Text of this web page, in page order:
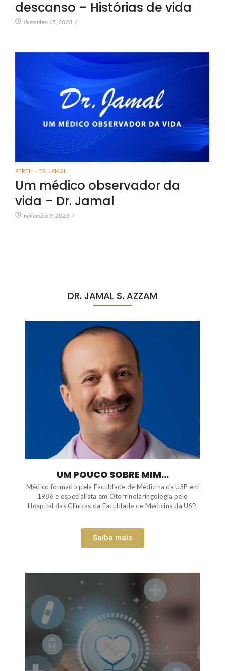
descanso – Histórias de vida
dezembro 15, 2023 /
PERFIL - DR. JAMAL
Um médico observador da
vida – Dr. Jamal
novembro 9, 2023 /
DR. JAMAL S. AZZAM
UM POUCO SOBRE MIM...
Médico formado pela Faculdade de Medicina da USP em
1986 e especialista em Otorrinolaringologia pelo
Hospital das Clínicas da Faculdade de Medicina da USP.
Saiba mais